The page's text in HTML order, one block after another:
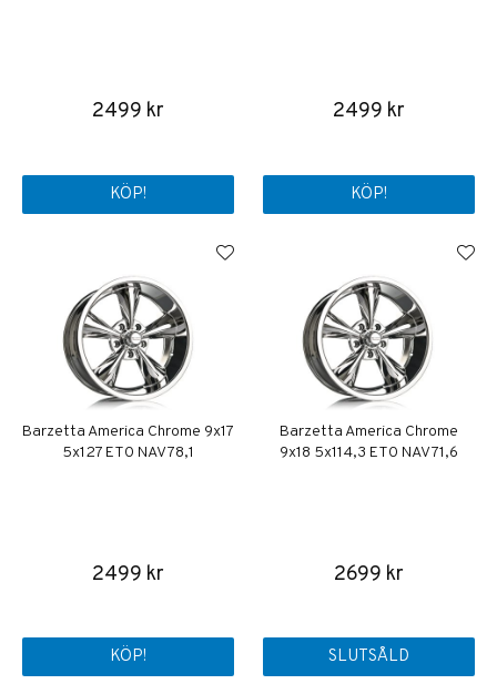
2499 kr
KÖP!
2499 kr
KÖP!
Barzetta America Chrome 9x17
5x127 ET0 NAV 78,1
2499 kr
KÖP!
Barzetta America Chrome
9x18 5x114,3 ET0 NAV 71,6
2699 kr
SLUTSÅLD